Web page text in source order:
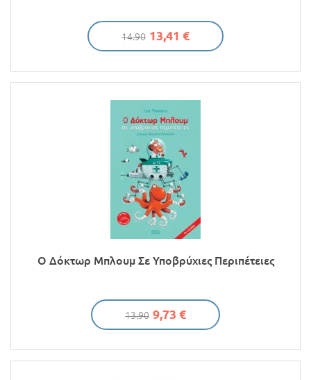
14.90 13,41 €
Ο Δόκτωρ Μπλουμ Σε Υποβρύχιες Περιπέτειες
13.90 9,73 €